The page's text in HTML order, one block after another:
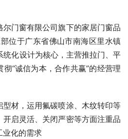
门窗有限公司旗下的家居门窗品
位于广东省佛山市南海区里水镇
统化设计为核心，主营推拉门、平
“诚信为本，合作共赢”的经营理
材，运用氟碳喷涂、木纹转印等
启灵活、关闭严密等方面注重品
业化的需求